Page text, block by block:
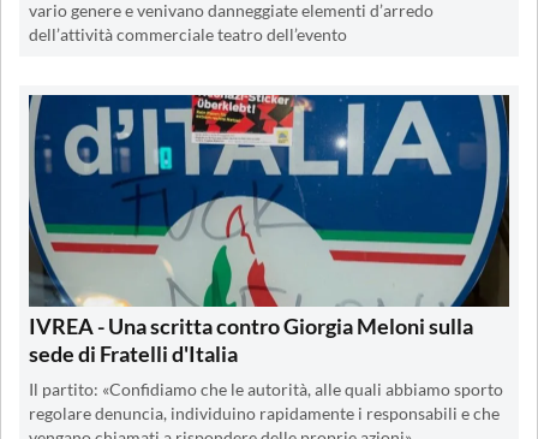
vario genere e venivano danneggiate elementi d’arredo
dell’attività commerciale teatro dell’evento
IVREA - Una scritta contro Giorgia Meloni sulla
sede di Fratelli d'Italia
Il partito: «Confidiamo che le autorità, alle quali abbiamo sporto
regolare denuncia, individuino rapidamente i responsabili e che